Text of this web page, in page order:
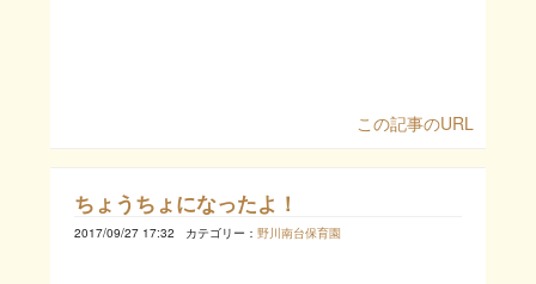
この記事のURL
ちょうちょになったよ！
2017/09/27 17:32 カテゴリー： 野川南台保育園